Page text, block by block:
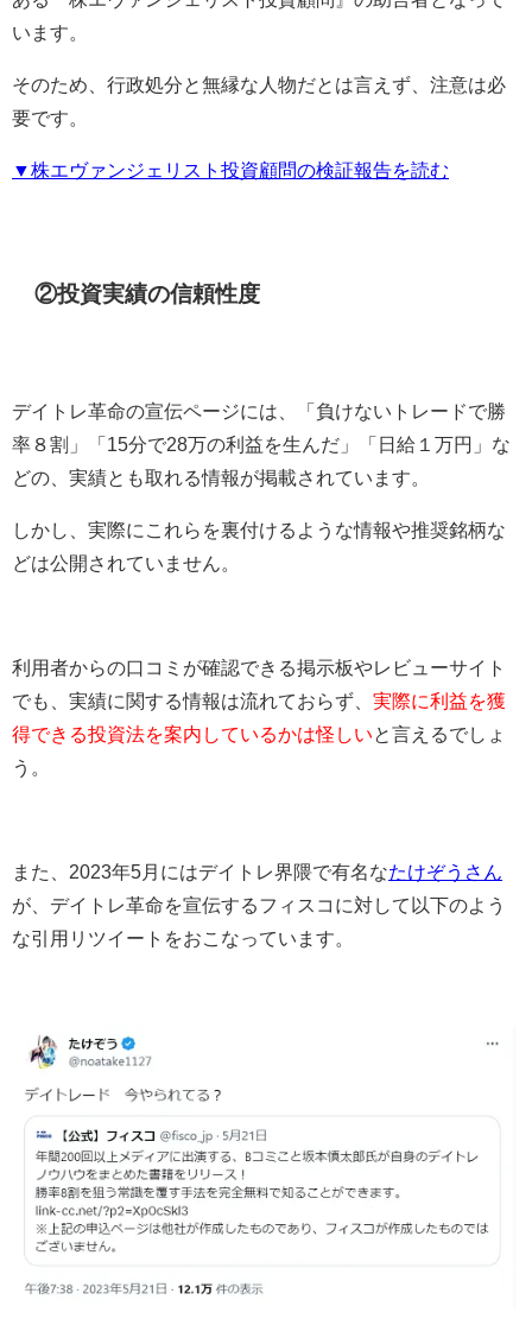
います。
そのため、行政処分と無縁な人物だとは言えず、注意は必
要です。
▼株エヴァンジェリスト投資顧問の検証報告を読む
②投資実績の信頼性度
デイトレ革命の宣伝ページには、「負けないトレードで勝
率８割」「15分で28万の利益を生んだ」「日給１万円」な
どの、実績とも取れる情報が掲載されています。
しかし、実際にこれらを裏付けるような情報や推奨銘柄な
どは公開されていません。
利用者からの口コミが確認できる掲示板やレビューサイト
でも、実績に関する情報は流れておらず、 実際に利益を獲
得できる投資法を案内しているかは怪しいと言えるでしょ
う。
また、2023年5月にはデイトレ界隈で有名なたけぞうさん
が、デイトレ革命を宣伝するフィスコに対して以下のよう
な引用リツイートをおこなっています。